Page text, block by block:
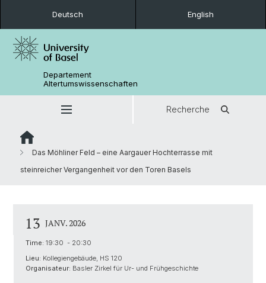
Deutsch English
Departement
Altertumswissenschaften
Recherche
Das Möhliner Feld – eine Aargauer Hochterrasse mit
steinreicher Vergangenheit vor den Toren Basels
13 JANV. 2026
Time: 19:30 - 20:30
Lieu: Kollegiengebäude, HS 120
Organisateur: Basler Zirkel für Ur- und Frühgeschichte